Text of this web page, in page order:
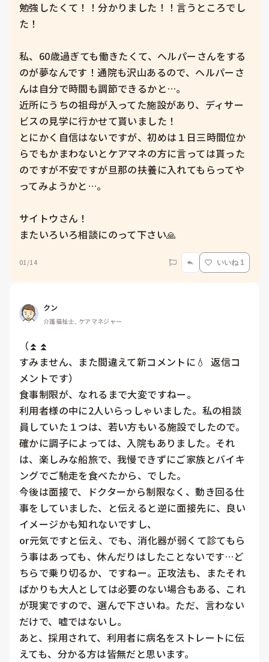
勉強したくて！！分かりました！！言うところでし
た！
私、60歳過ぎても働きたくて、ヘルパーさんをする
のが夢なんです！通院も沢山あるので、ヘルパーさ
んは自分で時間も調節できるかと…。
近所にうちの祖母が入ってた施設があり、ディサー
ビスの見学に行かせて貰いました！
とにかく自信はないですが、初めは１日三時間位か
らでもかまわないとケアマネの方に言っては貰った
のですが不安ですが旦那の扶養に入れてもらってや
ってみようかと…。
サイトウさん！
またいろいろ相談にのって下さい🙏
01/14 いいね 1
クン
介護福祉士, ケアマネジャー
（⏫⏫
すみません、また間違えて新コメントに💧  返信コ
メントです）
食事制限が、なれるまで大変ですねー。
利用者様の中に2人いらっしゃいました。私の相談
員していた１つは、若い方もいる施設でしたので。
確かに調子によっては、入院もありました。それ
は、楽しみな船旅で、我慢できずにご家族とバイキ
ングでご馳走を食べたから、でした。
今後は面接で、ドクターから制限なく、動き回る仕
事をしていました、と伝えると逆に面接先に、良い
イメージかも知れないですし、
or元気ですと伝え、でも、消化器が弱くて診てもら
う事はあっても、休んだりはしたことないです…ど
ちらで乗り切るか、ですねー。正攻法も、またそれ
ばかりも大人としては必要のない場合もある、これ
が現実ですので、選んで下さいね。ただ、言わない
だけで、嘘ではないし。
あと、採用されて、利用者に病名をストレートに伝
えても、分かる方は皆無だと思います。